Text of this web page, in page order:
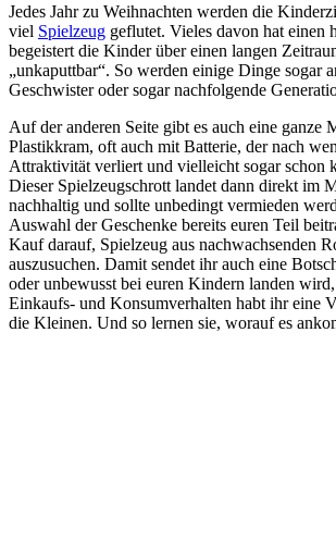
Jedes Jahr zu Weihnachten werden die
viel Spielzeug geflutet. Vieles davon hat einen
begeistert die Kinder über einen langen
„unkaputtbar“. So werden einige Dinge sogar
Geschwister oder sogar nachfolgende
Auf der anderen Seite gibt es auch eine ganze
Plastikkram, oft auch mit Batterie, der nach
Attraktivität verliert und vielleicht sogar schon
Dieser Spielzeugschrott landet dann direkt im
nachhaltig und sollte unbedingt vermieden
Auswahl der Geschenke bereits euren Teil
Kauf darauf, Spielzeug aus nachwachsenden
auszusuchen. Damit sendet ihr auch eine
oder unbewusst bei euren Kindern landen
Einkaufs- und Konsumverhalten habt ihr eine
die Kleinen. Und so lernen sie, worauf es